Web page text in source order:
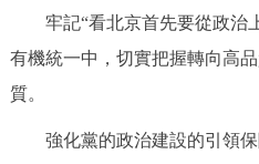
北京概況 十六區
多語種
牢記“看北京首先要從政治
有機統一中，切實把握轉向高
質。
強化黨的政治建設的引領保